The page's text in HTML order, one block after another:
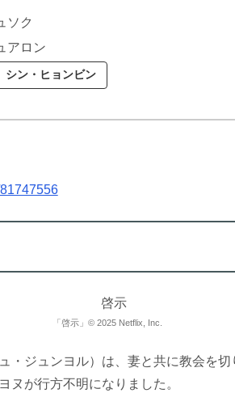
ソク
アロン
シン・ヒョンビン
「啓示」© 2025 Netflix, Inc.
・ジュンヨル）は、妻と共に教会を
ヌが行方不明になりました。